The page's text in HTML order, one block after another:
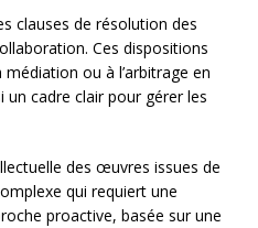
clauses de résolution des
Ces dispositions
ou à l’arbitrage en
cadre clair pour gérer les
des œuvres issues de
qui requiert une
proactive, basée sur une